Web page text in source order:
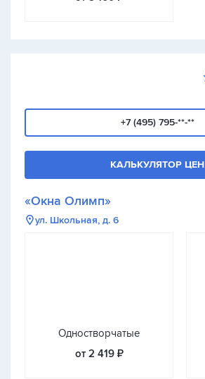
+7 (495) 795-**-**
КАЛЬКУЛЯТОР ЦЕН
«Окна Олимп»
ул. Школьная, д. 6
Одностворчатые
от 2 419 ₽